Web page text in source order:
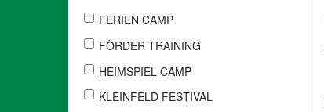
FERIEN CAMP
FÖRDER TRAINING
HEIMSPIEL CAMP
KLEINFELD FESTIVAL